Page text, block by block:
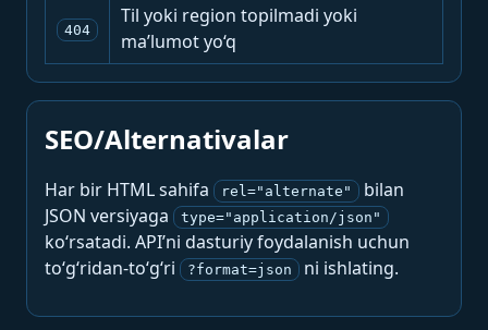
404
Til yoki region topilmadi yoki
ma’lumot yo‘q
SEO/Alternativalar
Har bir HTML sahifa rel="alternate"
bilan
JSON versiyaga
type="application/json"
ko‘rsatadi. API’ni dasturiy foydalanish uchun
to‘g‘ridan-to‘g‘ri
?format=json ni ishlating.